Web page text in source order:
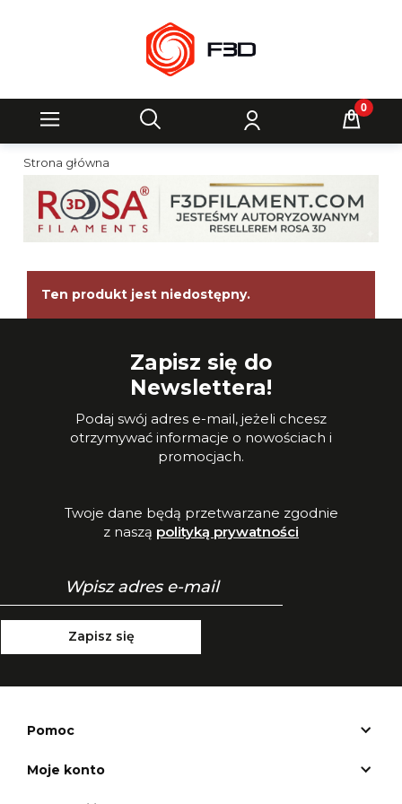
Strona główna
Ten produkt jest niedostępny.
Zapisz się do
Newslettera!
Podaj swój adres e-mail, jeżeli chcesz
otrzymywać informacje o nowościach i
promocjach.
Twoje dane będą przetwarzane zgodnie
z naszą polityką prywatności
Zapisz się
Pomoc
Moje konto